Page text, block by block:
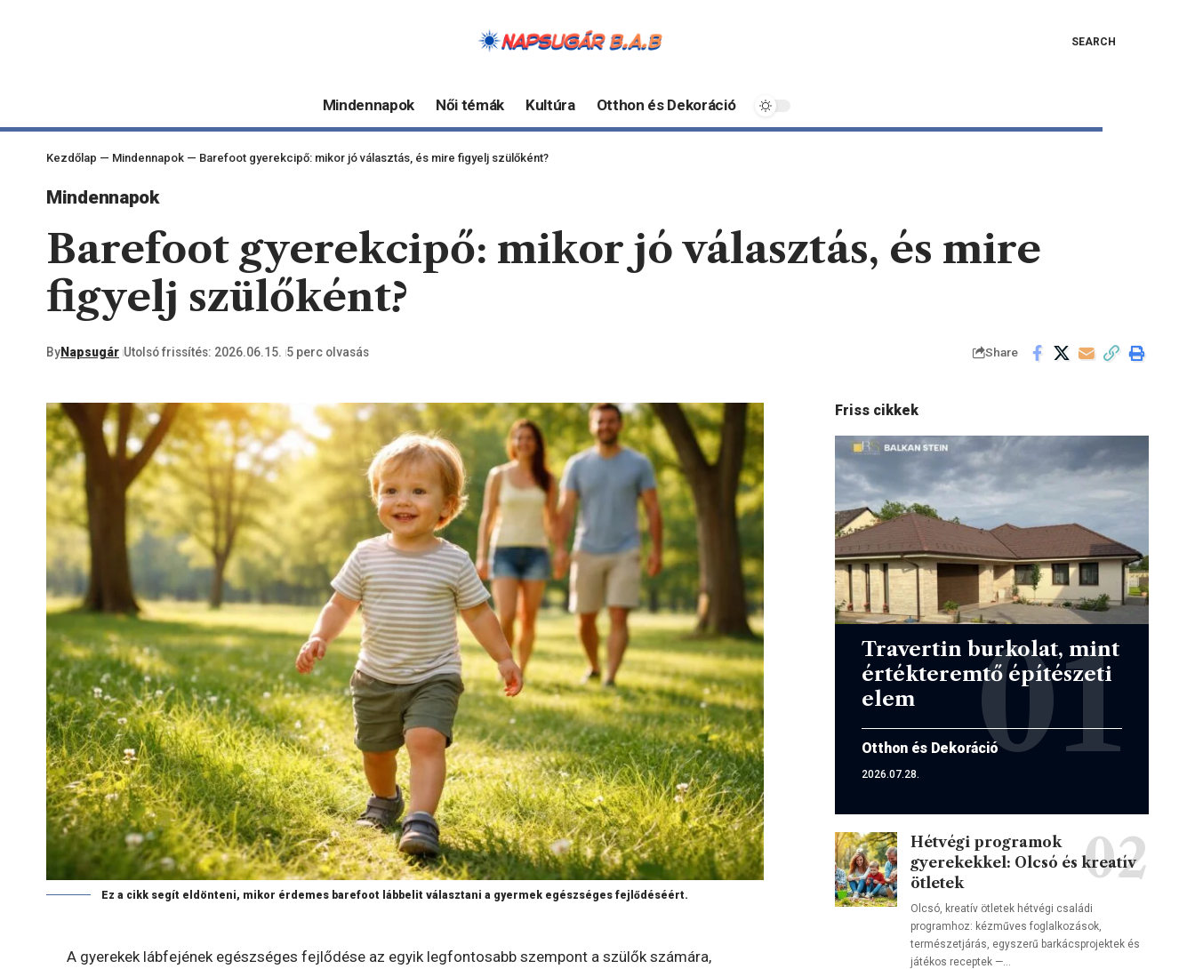
SEARCH
Mindennapok Női témák Kultúra Otthon és Dekoráció
Kezdőlap — Mindennapok — Barefoot gyerekcipő: mikor jó választás, és mire figyelj szülőként?
Mindennapok
Barefoot gyerekcipő: mikor jó választás, és mire
figyelj szülőként?
ByNapsugár Utolsó frissítés: 2026.06.15. 5 perc olvasás Share
Ez a cikk segít eldönteni, mikor érdemes barefoot lábbelit választani a gyermek egészséges fejlődéséért.
A gyerekek lábfejének egészséges fejlődése az egyik legfontosabb szempont a szülők számára,
Friss cikkek
Travertin burkolat, mint
értékteremtő építészeti
elem
Otthon és Dekoráció
2026.07.28.
Hétvégi programok
gyerekekkel: Olcsó és kreatív
ötletek
Olcsó, kreatív ötletek hétvégi családi
programhoz: kézműves foglalkozások,
természetjárás, egyszerű barkácsprojektek és
játékos receptek —…